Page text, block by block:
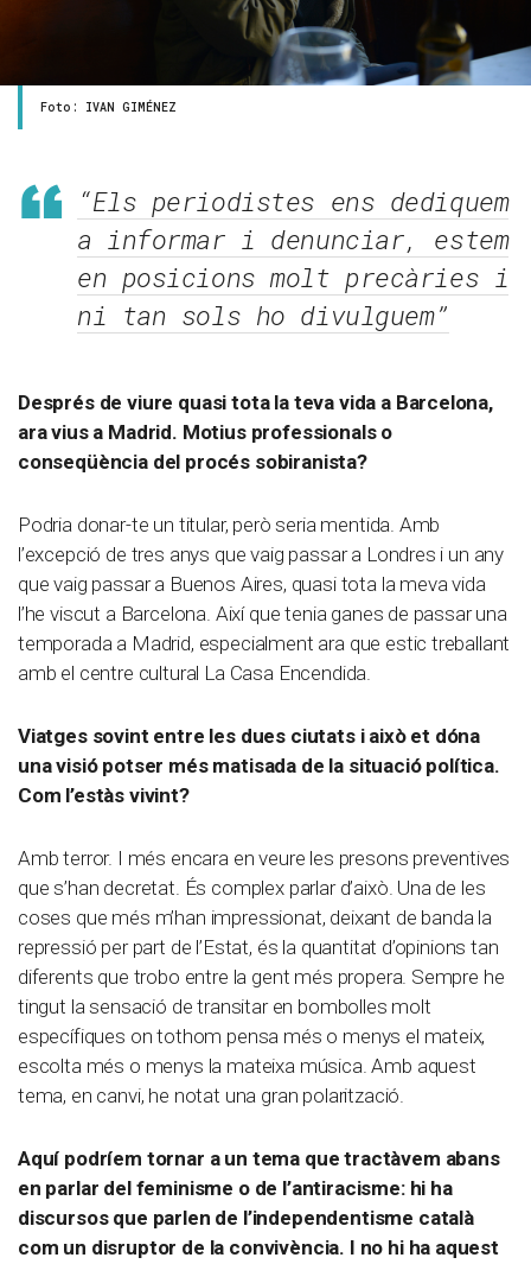
Foto: IVAN GIMÉNEZ
“Els periodistes ens dediquem
a informar i denunciar, estem
en posicions molt precàries i
ni tan sols ho divulguem”
Després de viure quasi tota la teva vida a Barcelona,
ara vius a Madrid. Motius professionals o
conseqüència del procés sobiranista?
Podria donar-te un titular, però seria mentida. Amb
l’excepció de tres anys que vaig passar a Londres i un any
que vaig passar a Buenos Aires, quasi tota la meva vida
l’he viscut a Barcelona. Així que tenia ganes de passar una
temporada a Madrid, especialment ara que estic treballant
amb el centre cultural La Casa Encendida.
Viatges sovint entre les dues ciutats i això et dóna
una visió potser més matisada de la situació política.
Com l’estàs vivint?
Amb terror. I més encara en veure les presons preventives
que s’han decretat. És complex parlar d’això. Una de les
coses que més m’han impressionat, deixant de banda la
repressió per part de l’Estat, és la quantitat d’opinions tan
diferents que trobo entre la gent més propera. Sempre he
tingut la sensació de transitar en bombolles molt
específiques on tothom pensa més o menys el mateix,
escolta més o menys la mateixa música. Amb aquest
tema, en canvi, he notat una gran polarització.
Aquí podríem tornar a un tema que tractàvem abans
en parlar del feminisme o de l’antiracisme: hi ha
discursos que parlen de l’independentisme català
com un disruptor de la convivència. I no hi ha aquest